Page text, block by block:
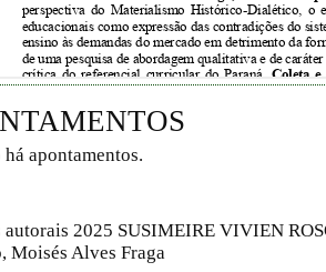
há apontamentos.
2025 SUSIMEIRE VIVIEN
Moisés Alves Fraga